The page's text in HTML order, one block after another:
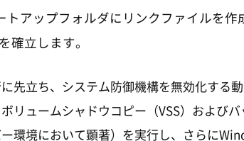
トアップフォルダにリンクファイルを作
確立します。
先立ち、システム防御機構を無効化する
リュームシャドウコピー（VSS）および
環境において顕著）を実行し、さらに